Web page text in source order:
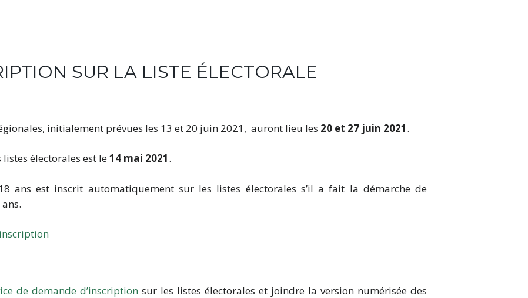
SUR LA LISTE ÉLECTORALE
initialement prévues les 13 et 20 juin 2021, auront lieu les 20 et 27 juin 2021.
électorales est le14 mai 2021.
ans est inscrit automatiquement sur les listes électorales s’il a fait la démarche de
de demande d’inscription sur les listes électorales et joindre la version numérisée des